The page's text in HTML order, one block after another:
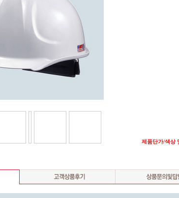
제품단가/색상